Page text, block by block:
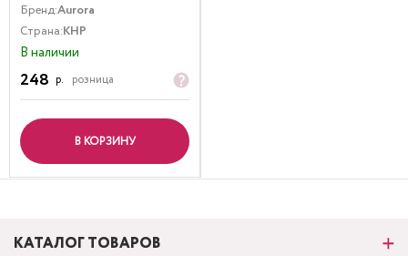
Бренд:Aurora
Страна:КНР
В наличии
248 р. розница
В КОРЗИНУ
КАТАЛОГ ТОВАРОВ